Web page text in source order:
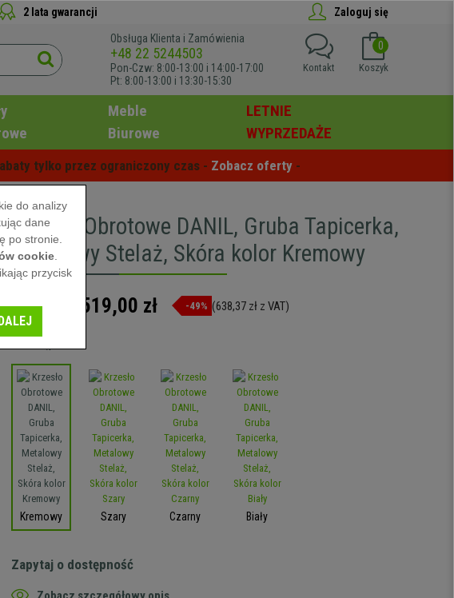
2 lata gwarancji Zaloguj się
Obsługa Klienta i Zamówienia
+48 22 5244503
Pon-Czw: 8:00-13:00 i 14:00-17:00
Pt: 8:00-13:00 i 13:30-15:30
0
Koszyk
Kontakt
Meble
Biurowe
LETNIE
WYPRZEDAŻE
tylko przez ograniczony czas - Zobacz oferty -
Krzesło Obrotowe DANIL, Gruba Tapicerka,
Metalowy Stelaż, Skóra kolor Kremowy
1.019,00 zł 519,00 zł -49% (638,37 zł z VAT)
Kremowy Szary Czarny Biały
Zapytaj o dostępność
do analizy
dane
po stronie.
cookie
przycisk